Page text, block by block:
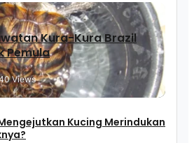
Kura-Kura Brazil
Pemula
Views
Kucing Merindukan